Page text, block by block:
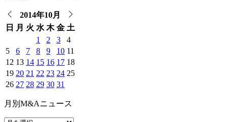
2014年10月
日
月 火 水 木 金 土
1
2 3
4
5
6 7 8 9 10 11
12 13 14 15 16 17 18
19 20 21 22 23 24 25
26 27 28 29 30 31
月別M&Aニュース